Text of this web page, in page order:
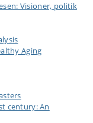
Visioner, politik
Aging
century: An